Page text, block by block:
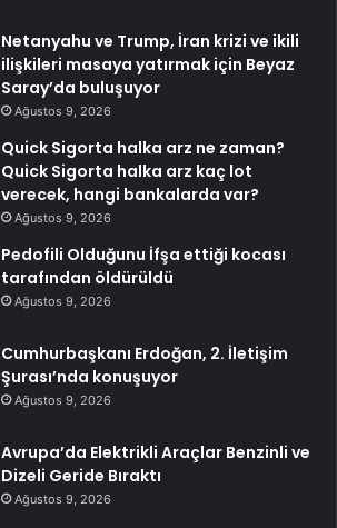
Netanyahu ve Trump, İran krizi ve ikili
ilişkileri masaya yatırmak için Beyaz
Saray’da buluşuyor
Ağustos 9, 2026
Quick Sigorta halka arz ne zaman?
Quick Sigorta halka arz kaç lot
verecek, hangi bankalarda var?
Ağustos 9, 2026
Pedofili Olduğunu İfşa ettiği kocası
tarafından öldürüldü
Ağustos 9, 2026
Cumhurbaşkanı Erdoğan, 2. İletişim
Şurası’nda konuşuyor
Ağustos 9, 2026
Avrupa’da Elektrikli Araçlar Benzinli ve
Dizeli Geride Bıraktı
Ağustos 9, 2026